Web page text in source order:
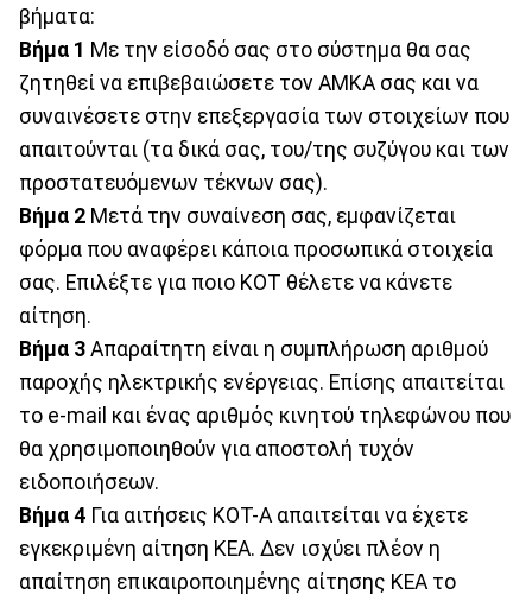
βήματα:
Βήμα 1 Με την είσοδό σας στο σύστημα θα σας
ζητηθεί να επιβεβαιώσετε τον ΑΜΚΑ σας και να
συναινέσετε στην επεξεργασία των στοιχείων που
απαιτούνται (τα δικά σας, του/της συζύγου και των
προστατευόμενων τέκνων σας).
Βήμα 2 Μετά την συναίνεση σας, εμφανίζεται
φόρμα που αναφέρει κάποια προσωπικά στοιχεία
σας. Επιλέξτε για ποιο ΚΟΤ θέλετε να κάνετε
αίτηση.
Βήμα 3 Απαραίτητη είναι η συμπλήρωση αριθμού
παροχής ηλεκτρικής ενέργειας. Επίσης απαιτείται
το e-mail και ένας αριθμός κινητού τηλεφώνου που
θα χρησιμοποιηθούν για αποστολή τυχόν
ειδοποιήσεων.
Βήμα 4 Για αιτήσεις ΚΟΤ-Α απαιτείται να έχετε
εγκεκριμένη αίτηση ΚΕΑ. Δεν ισχύει πλέον η
απαίτηση επικαιροποιημένης αίτησης ΚΕΑ το